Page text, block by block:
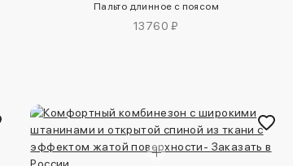
Пальто длинное с поясом
13760 ₽